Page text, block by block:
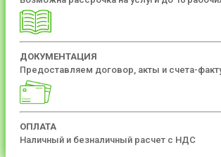
ДОКУМЕНТАЦИЯ
Предоставляем договор, акты и счета-
ОПЛАТА
Наличный и безналичный расчет с НДС